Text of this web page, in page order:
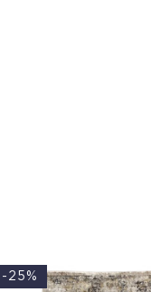
-25%